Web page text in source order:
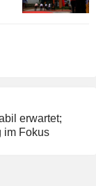
erwartet;
im Fokus